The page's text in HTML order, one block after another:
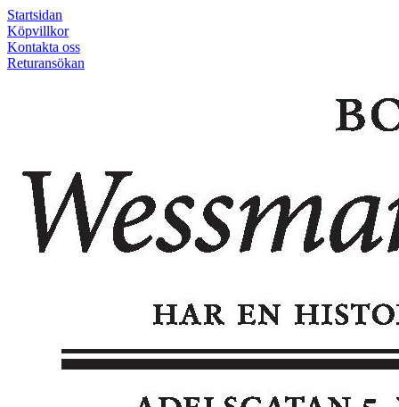
Startsidan
Köpvillkor
Kontakta oss
Returansökan